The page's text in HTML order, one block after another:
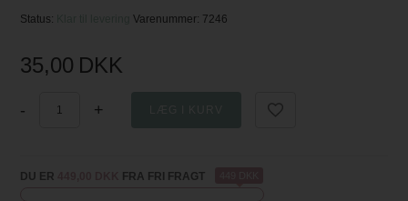
Status: Klar til leveringVarenummer: 7246
35,00 DKK
- +
DU ER FRA FRI FRAGT